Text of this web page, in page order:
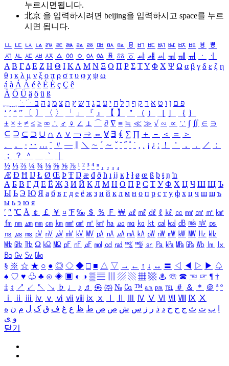
누르시면됩니다.
北京 을 입력하시려면 beijing을 입력하시고 space를 누르
시면 됩니다.
ㅥ ㅦ ㅧ ㅨ ㅩ ㅪ ㅫ ㅬ ㅭ ㅮ ㅯ ㅰ ㅱ ㅲ ㅳ ㅴ ㅵ ㅶ ㅷ ㅸ
ㅹ
ㅺ ㅻ ㅼ ㅽ ㅾ ㅿ ㆀ ㆁ ㆂ ㆃ ㆄ ㆅ ㆆ ㆇ ㆈ ㆉ ㆊ ㆋ ㆌ ㆍ
ㆎ
Α Β ΓΔ Ε Ζ Η Θ Ι ΚΛ Μ Ν Ξ Ο Π Ρ Σ ΤΥ Φ Χ Ψ Ω α β γ δ ε ζ η
θ ι κ λ μ ν ξ ο π ρ σ τ υ φ χ ψ ω
á à Á À é è É È ç Ç ê
Ä Ö Ü ä ö ü ß
ִֶֹ ֻּ ׁׂ פ ם ן ו ט א ר ק ף ך ל ח י ע כ ג ד ש ץ ת צ מ נ ה ב
‘ ’ “ ” 〔 〕 〈 〉 「 」 『 』 【 】 ＂ （ ） ［ ］ ｛ ｝
± × ÷ ≠ ≤ ≥ ∞ ∴ ♂ ♀ ∠ ⊥ ⌒ ∂ ∇ ≡ ≒ ≪ ≫ √ ∽ ∝ ∵ ∫ ∬ ∈ ∋
⊆ ⊇ ⊂ ⊃ ∪ ∩ ∧ ∨ ￢ ⇒ ⇔ ∀ ∃ ∮ ∑ ∏ ＋ － ＜ ＝
＞
、
。 · ‥ … ¨ 〃 ― ＼ ∼ ´ ～ ˇ ˘ ˝ ˚ ˙ ¸ ¡ ¿ ː ！ ＇ ， ． ／
：
；
？ ＾ ｀
½ ⅓ ⅔ ¼ ¾ ⅛ ⅜ ⅝ ⅞ ¹ ² ³ ⁴ ⁿ ₁ ₂ ₃ ₄
Æ Ð Ħ Ĳ Ł Ø Œ Þ Ŧ Ŋ æ đ ð ħ ı ĳ ĸ ŀ ł ø œ ß þ ŧ ŋ ŉ
А Б В Г Д Е Ё Ж З И Й К Л М Н О П Р С Т У Ф Х Ц Ч Ш Щ Ъ
Ы Ь Э Ю Я а б в г д е ё ж з и й к л м н о п р с т у ф х ц ч ш щ ъ
ы ь э ю я
′ ″ ℃ Å ￠ ￡ ￥ ¤ ℉ ‰ ＄ ％ Ｆ ￦ ㎕ ㎖ ㎗ ℓ ㎘ ㏄ ㎣ ㎤ ㎥ ㎦
㎙ ㎚ ㎛ ㎜ ㎝ ㎞ ㎟ ㎠ ㎡ ㎢ ㏊ ㎍ ㎎ ㎏ ㏏ ㎈ ㎉ ㏈ ㎧ ㎨ ㎰
㎱ ㎲ ㎳ ㎴ ㎵ ㎶ ㎷ ㎸ ㎹ ㎀ ㎁ ㎂ ㎃ ㎄ ㎺ ㎻ ㎽ ㎾ ㎿ ㎐ ㎑
㎒ ㎓ ㎔ Ω ㏀ ㏁ ㎊ ㎋ ㎌ ㏖ ㏅ ㎭ ㎮ ㎯ ㏛ ㎩ ㎪ ㎫ ㎬ ㏝ ㏐
㏓
㏃ ㏉ ㏜ ㏆
§ ※ ☆ ★ ○ ● ◎ ◇ ◆ □ ■ △ ▽ → ← ↑ ↓ ↔ 〓 ◁ ◀ ▷ ▶ ♤
♠ ♡ ♥ ♧ ♣ ⊙ ◈ ▣ ◐ ◑ ▒ ▤ ▨ ▧ ▦ ▩ ♨ ☏ ☎ ☜ ☞ ¶ †
‡ ↕ ↗ ↙ ↖ ↘ ♭ ♩ ♪ ♬ ㉿ ㈜ № ㏇ ™ ㏂ ㏘ ℡ ＃ ＆ ＊ ＠ ª º
ⅰ
ⅱ ⅲ ⅳ ⅴ ⅵ ⅶ ⅷ ⅸ ⅹ Ⅳ Ⅴ Ⅵ Ⅶ Ⅷ Ⅸ Ⅹ
ب ت ث ج ح خ د ذ ر ز س ش ص ض ط ظ ع غ ف ق ک ل م ن ه
و ی
닫기